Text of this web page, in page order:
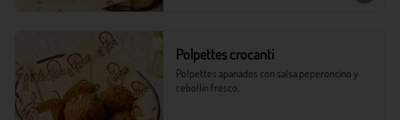
Polpettes crocanti
Polpettes apanados con salsa peperoncino y
cebollín fresco.